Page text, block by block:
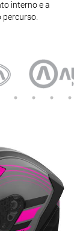
interno e a
percurso.